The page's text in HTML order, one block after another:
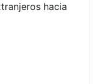
hacia